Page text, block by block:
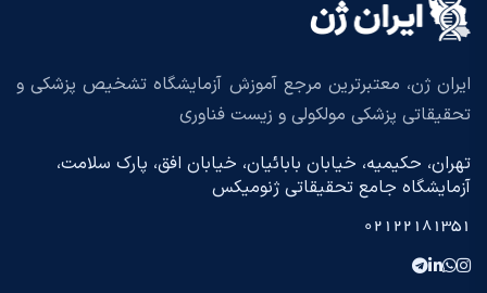
ایران ژن، معتبرترین مرجع آموزش آزمایشگاه تشخیص پزشکی و
تحقیقاتی پزشکی مولکولی و زیست فناوری
تهران، حکیمیه، خیابان بابائیان، خیابان افق، پارک سلامت،
آزمایشگاه جامع تحقیقاتی ژنومیکس
02122181351